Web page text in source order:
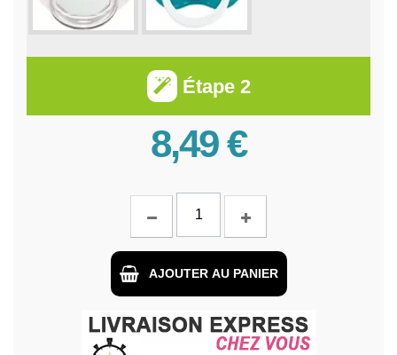
Étape 2
8,49 €
AJOUTER AU PANIER